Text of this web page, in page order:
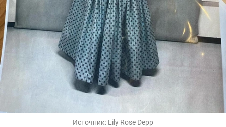
Источник: Lily Rose Depp